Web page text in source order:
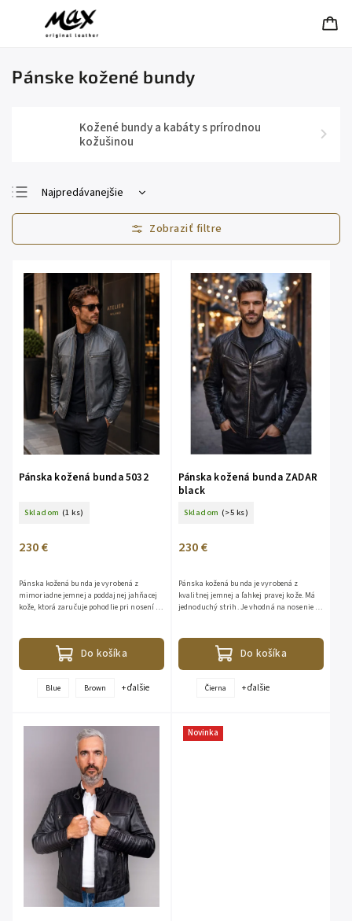
Pánske kožené bundy
Kožené bundy a kabáty s prírodnou
kožušinou
Najpredávanejšie
Najlacnejšie
Najdrahšie
Pánska kožená bunda 5032
Skladom (1 ks)
230 €
Do košíka
Pánska kožená bunda je vyrobená z
mimoriadne jemnej a poddajnej jahňacej
kože, ktorá zaručuje pohodlie pri nosení a
Blue Brown + ďalšie
Pánska kožená bunda ZADAR
black
Skladom (>5 ks)
230 €
Do košíka
Pánska kožená bunda je vyrobená z
kvalitnej jemnej a ľahkej pravej kože. Má
jednoduchý strih. Je vhodná na nosenie v
Čierna + ďalšie
Novinka